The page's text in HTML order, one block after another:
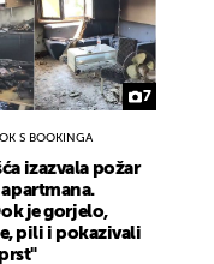
7
S BOOKINGA
izazvala požar
je gorjelo,
pili i pokazivali